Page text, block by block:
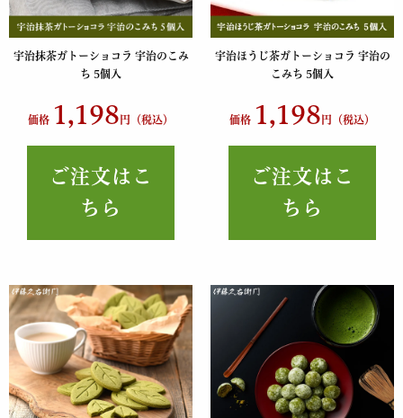
宇治抹茶ガトーショコラ 宇治のこみ
ち 5個入
価格 1,198 円（税込）
ご注文はこ
ちら
宇治ほうじ茶ガトーショコラ 宇治の
こみち 5個入
価格 1,198 円（税込）
ご注文はこ
ちら